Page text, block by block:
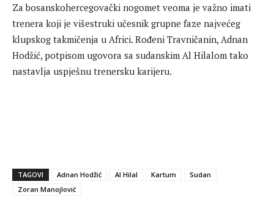
Za bosanskohercegovački nogomet veoma je važno imati
trenera koji je višestruki učesnik grupne faze najvećeg
klupskog takmičenja u Africi. Rođeni Travničanin, Adnan
Hodžić, potpisom ugovora sa sudanskim Al Hilalom tako
nastavlja uspješnu trenersku karijeru.
TAGOVI Adnan Hodžić Al Hilal Kartum
Sudan
Zoran Manojlović